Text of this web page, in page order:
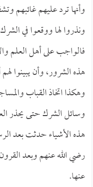
وأنها ترد عليهم غائبهم
ونذروا لها ووقعوا في
فالواجب على أهل العلم
هذه الشرور، وأن يبينوا
وهكذا اتخاذ القباب
وسائل الشرك حتى يحذر
هذه الأشياء حدثت بعد
رضي الله عنهم وبعد
عنها.